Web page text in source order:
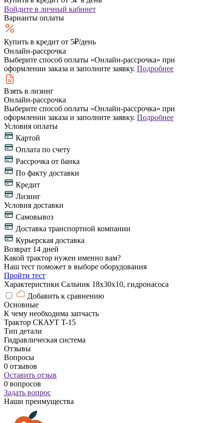
Войдите в личный кабинет
Варианты оплаты
Купить в кредит от 5₽/день
Онлайн-рассрочка
Выберите способ оплаты «Онлайн-рассрочка» при
оформлении заказа и заполните заявку. Подробнее
Взять в лизинг
Онлайн-рассрочка
Выберите способ оплаты «Онлайн-рассрочка» при
оформлении заказа и заполните заявку. Подробнее
Условия оплаты
Картой
Оплата по счету
Рассрочка от банка
По факту доставки
Кредит
Лизинг
Условия доставки
Самовывоз
Доставка транспортной компании
Курьерская доставка
Возврат 14 дней
Какой трактор нужен именно вам?
Наш тест поможет в выборе оборудования
Пройти тест
Характеристики Сальник 18х30х10, гидронасоса
Добавить к сравнению
Основные
К чему необходима запчасть
Трактор СКАУТ T-15
Тип детали
Гидравлическая система
Отзывы
Вопросы
0 отзывов
Оставить отзыв
0 вопросов
Задать вопрос
Наши преимущества